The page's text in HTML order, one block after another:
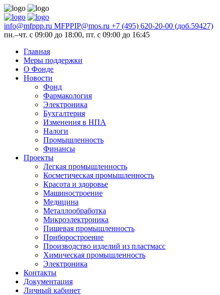
info@mfppp.ru MFPPIP@mos.ru +7 (495) 620-20-00 (доб.59427)
пн.–чт. с 09:00 до 18:00, пт. с 09:00 до 16:45
Главная
Меры поддержки
О Фонде
Новости
Фонд
Фармакология
Электроника
Бухгалтерия
Изменения в НПА
Налоги
Промышленность
Финансы
Проекты
Легкая промышленность
Косметическая промышленность
Красота и здоровье
Машиностроение
Медицина
Металлообработка
Микроэлектроника
Пищевая промышленность
Приборостроение
Производство изделий из пластмасс
Химическая промышленность
Электроника
Контакты
Документация
Личный кабинет